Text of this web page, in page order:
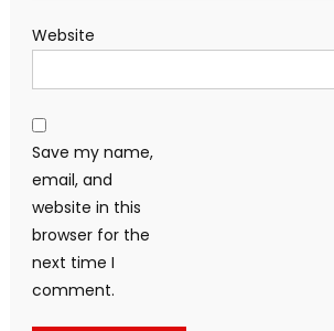
Website
Save my name,
email, and
website in this
browser for the
next time I
comment.